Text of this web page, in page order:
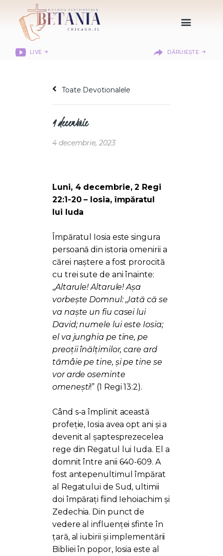
LIVE DĂRUIEȘTE
DESPRE NOI
CITIREA BIBLIEI
MISIUNEA BETANIA
LOGIN MEMBER
PORTAL
Toate Devotionalele
4 decembrie
4 decembrie, 2023
Luni, 4 decembrie, 2 Regi
22:1-20 – Iosia, împăratul
lui Iuda
Împăratul Iosia este singura
persoană din istoria omenirii a
cărei naștere a fost prorocită
cu trei sute de ani înainte:
,,Altarule! Altarule! Așa
vorbește Domnul: ,,Iată că se
va naște un fiu casei lui
David; numele lui este Iosia;
el va junghia pe tine, pe
preoții înălțimilor, care ard
tămâie pe tine, și pe tine se
vor arde oseminte
omenești!” (1 Regi 13:2).
Când s-a împlinit această
profeție, Iosia avea opt ani și a
devenit al șaptesprezecelea
rege din Regatul lui Iuda. El a
domnit între anii 640-609. A
fost antepenultimul împărat
al Regatului de Sud, ultimii
doi împărați fiind Iehoiachim şi
Zedechia. Din punct de
vedere al influenței sfinte în
țară, al iubirii și implementării
Bibliei în popor, Iosia este al